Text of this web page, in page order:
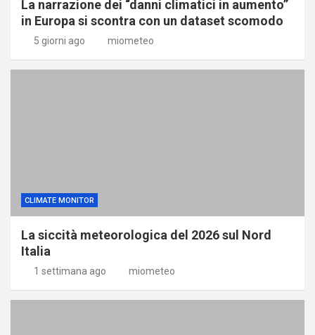
La narrazione dei “danni climatici in aumento”
in Europa si scontra con un dataset scomodo
5 giorni ago miometeo
CLIMATE MONITOR
La siccità meteorologica del 2026 sul Nord
Italia
1 settimana ago miometeo